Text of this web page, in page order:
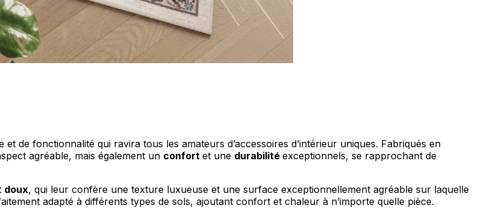
de fonctionnalité qui ravira tous les amateurs d’accessoires d’intérieur uniques. Fabriqués en
agréable, mais également un confort et une durabilité exceptionnels, se rapprochant de
doux, qui leur confère une texture luxueuse et une surface exceptionnellement agréable sur laquelle
adapté à différents types de sols, ajoutant confort et chaleur à n’importe quelle pièce.
de base du site et le site ne fonctionnera pas comme prévu sans eux. Ces cookies
personnellement un utilisateur.